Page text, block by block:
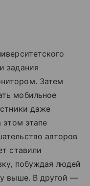
задания
Затем
мобильное
даже
этом этапе
авторов
ставили
побуждая людей
выше. В другой —